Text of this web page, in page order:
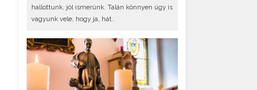
hallottunk, jól ismerünk. Talán könnyen úgy is
vagyunk vele, hogy ja, hát..